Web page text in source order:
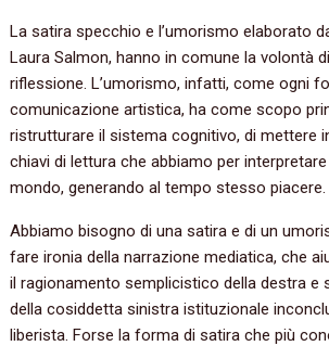
La satira specchio e l’umorismo elaborato
Laura Salmon, hanno in comune la volontà
riflessione. L’umorismo, infatti, come ogni
comunicazione artistica, ha come scopo
ristrutturare il sistema cognitivo, di mettere
chiavi di lettura che abbiamo per
mondo, generando al tempo stesso piacere.
Abbiamo bisogno di una satira e di un
fare ironia della narrazione mediatica, che
il ragionamento semplicistico della destra e
della cosiddetta sinistra istituzionale
liberista. Forse la forma di satira che più